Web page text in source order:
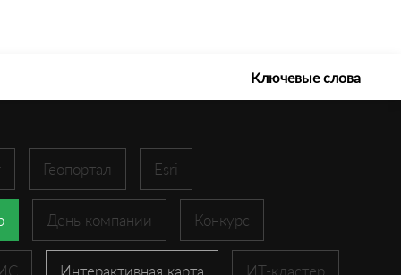
Ключевые слова
Геопортал Esri
День компании Конкурс
Интерактивная карта ИТ-кластер